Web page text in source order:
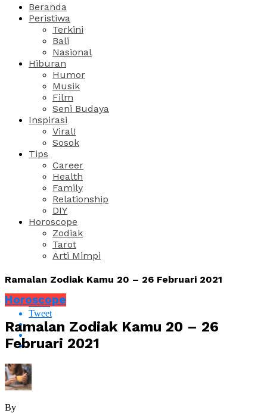
Beranda
Peristiwa
Terkini
Bali
Nasional
Hiburan
Humor
Musik
Film
Seni Budaya
Inspirasi
Viral!
Sosok
Tips
Career
Health
Family
Relationship
DIY
Horoscope
Zodiak
Tarot
Arti Mimpi
Ramalan Zodiak Kamu 20 – 26 Februari 2021
Share
Tweet
Horoscope
Ramalan Zodiak Kamu 20 – 26
Februari 2021
By